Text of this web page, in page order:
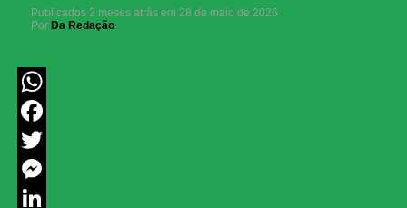
Publicados 2 meses atrás em 28 de maio de 2026
Por Da Redação
WhatsApp
Facebook
Twitter
Messenger